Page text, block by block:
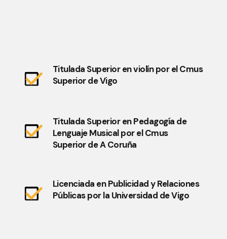
Titulada Superior en violín por el Cmus
Superior de Vigo
Titulada Superior en Pedagogía de
Lenguaje Musical por el Cmus
Superior de A Coruña
Licenciada en Publicidad y Relaciones
Públicas por la Universidad de Vigo